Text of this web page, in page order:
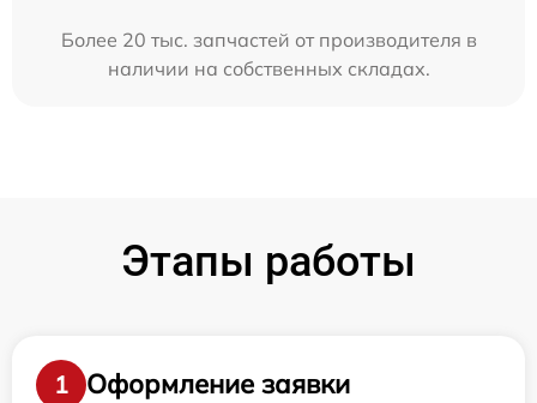
Более 20 тыс. запчастей от производителя в
наличии на собственных складах.
Этапы работы
1
Оформление заявки